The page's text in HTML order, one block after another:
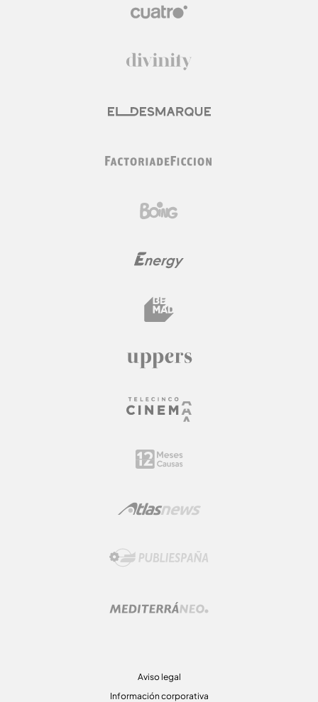
Aviso legal
Información corporativa